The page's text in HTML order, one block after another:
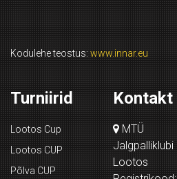
Kodulehe teostus: www.innar.eu
Turniirid
Lootos Cup
Lootos CUP
Põlva CUP
Kontakt
MTÜ
Jalgpalliklubi
Lootos